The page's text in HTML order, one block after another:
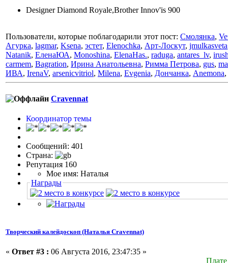
Designer Diamond Royale,Brother Innov'is 900
Пользователи, которые поблагодарили этот пост: Смолянка,
Агурка, lagmar, Ksena, эстет, Elenochka, Арт-Лоскут, jmulkasveta
Natanik, ЕленаЮА, Monoshina, ElenaHas., raduga, antares_lv,
carmem, Bagration, Ирина Анатольевна, Римма Петрова, gus,
ИВА, IrenaV, arsenicvitriol, Milena, Evgenia, Дончанка, Anemona,
Cravennat
Координатор темы
Сообщений: 401
Страна:
Репутация 160
Мое имя: Наталья
Награды
Творческий калейдоскоп (Наталья Cravennat)
« Ответ #3 : 06 Августа 2016, 23:47:35 »
Плате